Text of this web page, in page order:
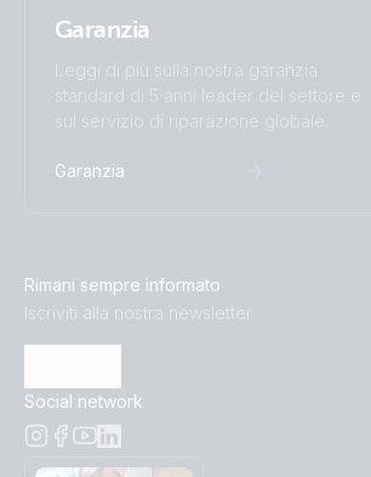
Garanzia
Leggi di più sulla nostra garanzia
standard di 5 anni leader del settore e
sul servizio di riparazione globale.
Garanzia
Rimani sempre informato
Iscriviti alla nostra newsletter
Social network